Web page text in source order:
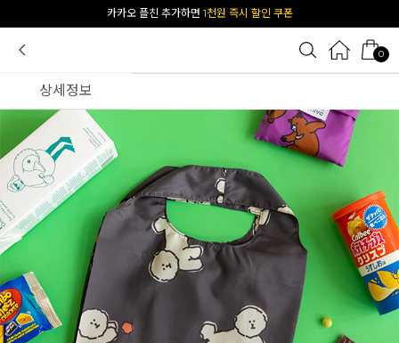
[공식몰 단독] 앱 다운받고2% 결제 할인 받기
0
상세정보